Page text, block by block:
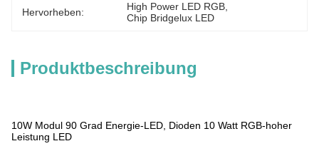
Hervorheben: High Power LED RGB
Chip Bridgelux LED
Produktbeschreibung
10W Modul 90 Grad Energie-LED, Dioden 10 Watt RGB-hoher
Leistung LED